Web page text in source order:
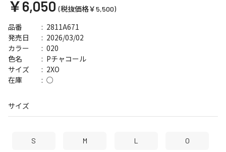
￥6,050 (税抜価格￥5,500)
品番 2811A671
発売日 2026/03/02
サイズ 2XO
カラー 020
在庫 ○
色名 Pチャコール
サイズ
S M L O